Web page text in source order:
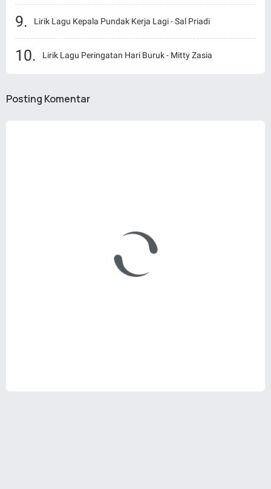
Lirik Lagu Kepala Pundak Kerja Lagi - Sal Priadi
Lirik Lagu Peringatan Hari Buruk - Mitty Zasia
Posting Komentar